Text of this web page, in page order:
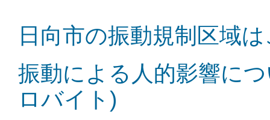
日向市の振動規制区域
振動による人的影響に
ロバイト)